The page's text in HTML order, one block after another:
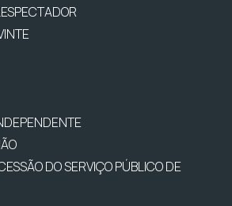
DO SERVIÇO PÚBLICO DE